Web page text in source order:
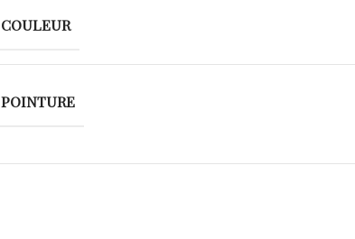
COULEUR
POINTURE